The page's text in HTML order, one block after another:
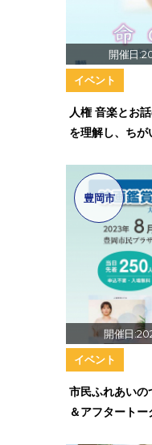
開催日
イベント
人権 音楽とお
を理解し、ちが
開催日
豊岡市
イベント
市民ふれあい
＆アフタートー